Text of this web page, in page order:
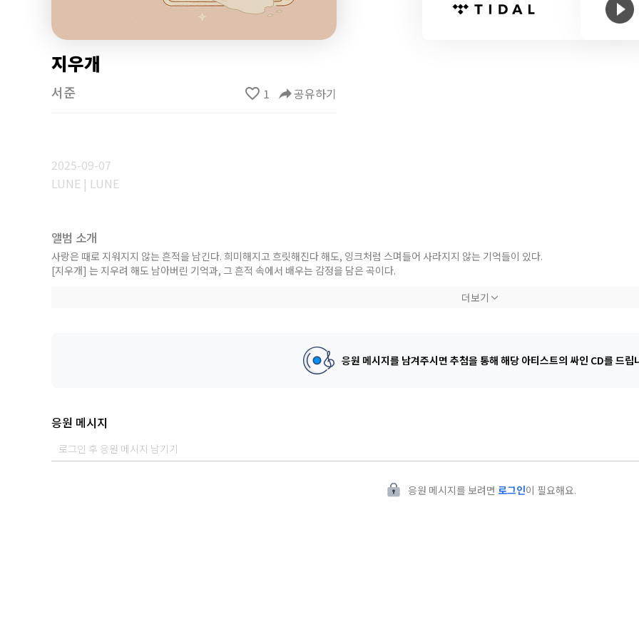
지우개
서준 favorite_border 1 reply공유하기
2025-09-07
LUNE | LUNE
앨범 소개
사랑은 때로 지워지지 않는 흔적을 남긴다. 희미해지고 흐릿해진다 해도, 잉크처럼 스며들어 사라지지 않는 기억들이 있다.
[지우개] 는 지우려 해도 남아버린 기억과, 그 흔적 속에서 배우는 감정을 담은 곡이다.
더보기
응원 메시지를 남겨주시면 추첨을 통해 해당 아티스트의 싸인 CD를 드립
응원 메시지
응원 메시지를 보려면 로그인이 필요해요.